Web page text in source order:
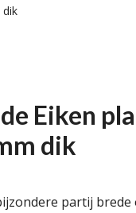
dik
Eiken
dik
partij